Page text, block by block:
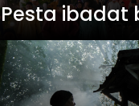
Pesta ibadat